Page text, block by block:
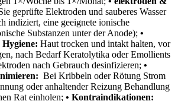
geprüfte Elektroden und ​sauberes Wasser
indiziert, eine geeignete ​ionische
‍Substanzen unter der Anode); •
Haut trocken und intakt halten, vor
nach Bedarf Keratolytika⁤ oder Emollients
nach Gebrauch desinfizieren; •⁤
⁣ Bei Kribbeln oder Rötung Strom
oder anhaltender Reizung Behandlung⁤
Rat einholen;‌ • Kontraindikationen: